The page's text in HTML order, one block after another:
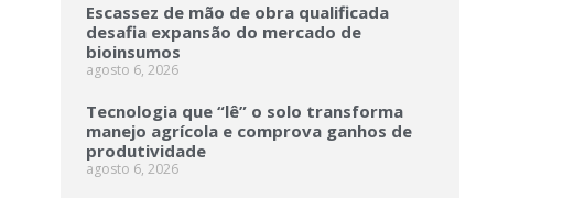
Escassez de mão de obra qualificada
desafia expansão do mercado de
bioinsumos
agosto 6, 2026
Tecnologia que “lê” o solo transforma
manejo agrícola e comprova ganhos de
produtividade
agosto 6, 2026